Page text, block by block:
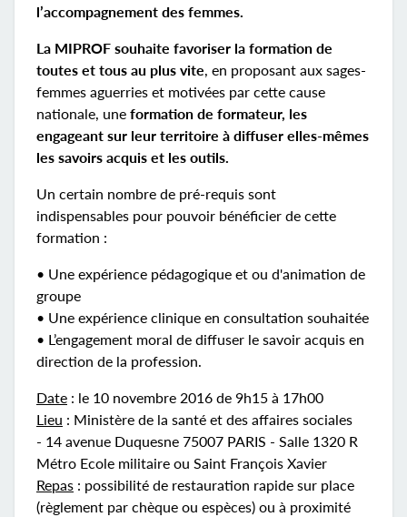
l’accompagnement des femmes.
La MIPROF souhaite favoriser la formation de
toutes et tous au plus vite, en proposant aux sages-
femmes aguerries et motivées par cette cause
nationale, une formation de formateur, les
engageant sur leur territoire à diffuser elles-mêmes
les savoirs acquis et les outils.
Un certain nombre de pré-requis sont
indispensables pour pouvoir bénéficier de cette
formation :
• Une expérience pédagogique et ou d'animation de
groupe
• Une expérience clinique en consultation souhaitée
• L’engagement moral de diffuser le savoir acquis en
direction de la profession.
Date : le 10 novembre 2016 de 9h15 à 17h00
Lieu : Ministère de la santé et des affaires sociales
- 14 avenue Duquesne 75007 PARIS - Salle 1320 R
Métro Ecole militaire ou Saint François Xavier
Repas : possibilité de restauration rapide sur place
(règlement par chèque ou espèces) ou à proximité